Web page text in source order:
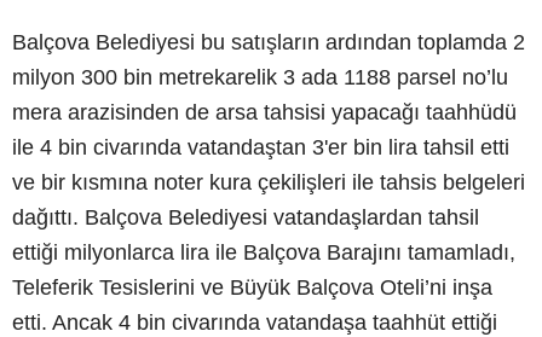
Balçova Belediyesi bu satışların ardından toplamda 2
milyon 300 bin metrekarelik 3 ada 1188 parsel no’lu
mera arazisinden de arsa tahsisi yapacağı taahhüdü
ile 4 bin civarında vatandaştan 3'er bin lira tahsil etti
ve bir kısmına noter kura çekilişleri ile tahsis belgeleri
dağıttı. Balçova Belediyesi vatandaşlardan tahsil
ettiği milyonlarca lira ile Balçova Barajını tamamladı,
Teleferik Tesislerini ve Büyük Balçova Oteli’ni inşa
etti. Ancak 4 bin civarında vatandaşa taahhüt ettiği